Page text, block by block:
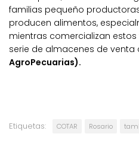
familias pequeño
producen alimentos,
mientras comercializan
serie de almacenes de venta
AgroPecuarias).
Etiquetas: COTAR Rosario